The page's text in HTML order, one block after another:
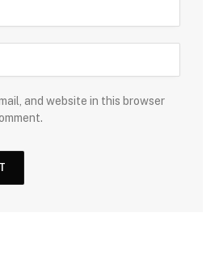
and website in this browser